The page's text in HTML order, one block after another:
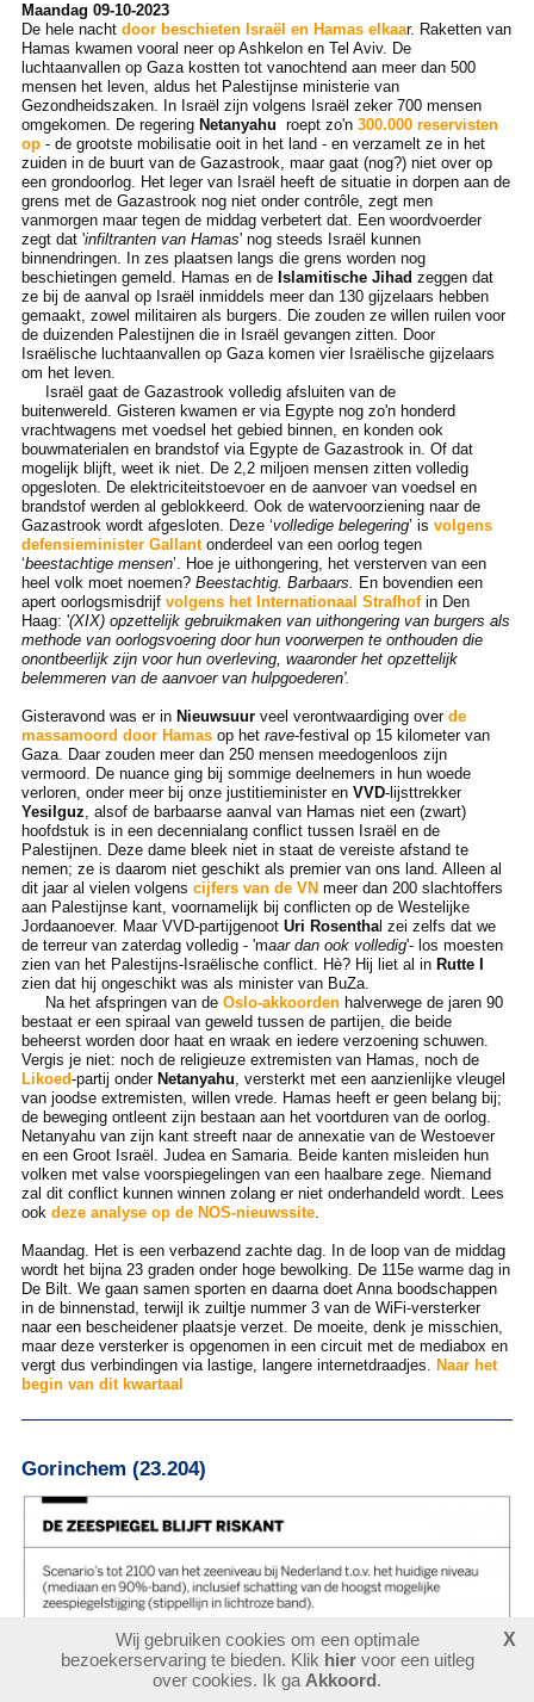
Maandag 09-10-2023
De hele nacht door beschieten Israël en Hamas elkaar. Raketten van
Hamas kwamen vooral neer op Ashkelon en Tel Aviv. De
luchtaanvallen op Gaza kostten tot vanochtend aan meer dan 500
mensen het leven, aldus het Palestijnse ministerie van
Gezondheidszaken. In Israël zijn volgens Israël zeker 700 mensen
omgekomen. De regering Netanyahu roept zo'n 300.000 reservisten
op- de grootste mobilisatie ooit in het land - en verzamelt ze in het
zuiden in de buurt van de Gazastrook, maar gaat (nog?) niet over op
een grondoorlog. Het leger van Israël heeft de situatie in dorpen aan de
grens met de Gazastrook nog niet onder contrôle, zegt men
vanmorgen maar tegen de middag verbetert dat. Een woordvoerder
zegt dat 'infiltranten van Hamas' nog steeds Israël kunnen
binnendringen. In zes plaatsen langs die grens worden nog
beschietingen gemeld. Hamas en de Islamitische Jihad zeggen dat
ze bij de aanval op Israël inmiddels meer dan 130 gijzelaars hebben
gemaakt, zowel militairen als burgers. Die zouden ze willen ruilen voor
de duizenden Palestijnen die in Israël gevangen zitten. Door
Israëlische luchtaanvallen op Gaza komen vier Israëlische gijzelaars
om het leven.
Israël gaat de Gazastrook volledig afsluiten van de
buitenwereld. Gisteren kwamen er via Egypte nog zo'n honderd
vrachtwagens met voedsel het gebied binnen, en konden ook
bouwmaterialen en brandstof via Egypte de Gazastrook in. Of dat
mogelijk blijft, weet ik niet. De 2,2 miljoen mensen zitten volledig
opgesloten. De elektriciteitstoevoer en de aanvoer van voedsel en
brandstof werden al geblokkeerd. Ook de watervoorziening naar de
Gazastrook wordt afgesloten. Deze ‘volledige belegering’ is volgens
defensieminister Gallant onderdeel van een oorlog tegen
‘beestachtige mensen’. Hoe je uithongering, het versterven van een
heel volk moet noemen? Beestachtig. Barbaars. En bovendien een
apert oorlogsmisdrijf volgens het Internationaal Strafhofin Den
Haag: '(XIX) opzettelijk gebruikmaken van uithongering van burgers als
methode van oorlogsvoering door hun voorwerpen te onthouden die
onontbeerlijk zijn voor hun overleving, waaronder het opzettelijk
belemmeren van de aanvoer van hulpgoederen'.
Gisteravond was er in Nieuwsuurveel verontwaardiging over de
massamoord door Hamasop het rave-festival op 15 kilometer van
Gaza. Daar zouden meer dan 250 mensen meedogenloos zijn
vermoord. De nuance ging bij sommige deelnemers in hun woede
verloren, onder meer bij onze justitieminister en VVD-lijsttrekker
Yesilguz, alsof de barbaarse aanval van Hamas niet een (zwart)
hoofdstuk is in een decennialang conflict tussen Israël en de
Palestijnen. Deze dame bleek niet in staat de vereiste afstand te
nemen; ze is daarom niet geschikt als premier van ons land. Alleen al
dit jaar al vielen volgens cijfers van de VN meer dan 200 slachtoffers
aan Palestijnse kant, voornamelijk bij conflicten op de Westelijke
Jordaanoever. Maar VVD-partijgenoot Uri Rosenthal zei zelfs dat we
de terreur van zaterdag volledig - 'maar dan ook volledig'- los moesten
zien van het Palestijns-Israëlische conflict. Hè? Hij liet al in Rutte I
zien dat hij ongeschikt was als minister van BuZa.
Na het afspringen van de Oslo-akkoordenhalverwege de jaren 90
bestaat er een spiraal van geweld tussen de partijen, die beide
beheerst worden door haat en wraak en iedere verzoening schuwen.
Vergis je niet: noch de religieuze extremisten van Hamas, noch de
Likoed-partij onder Netanyahu, versterkt met een aanzienlijke vleugel
van joodse extremisten, willen vrede. Hamas heeft er geen belang bij;
de beweging ontleent zijn bestaan aan het voortduren van de oorlog.
Netanyahu van zijn kant streeft naar de annexatie van de Westoever
en een Groot Israël. Judea en Samaria. Beide kanten misleiden hun
volken met valse voorspiegelingen van een haalbare zege. Niemand
zal dit conflict kunnen winnen zolang er niet onderhandeld wordt. Lees
ook deze analyse op de NOS-nieuwssite.
Maandag. Het is een verbazend zachte dag. In de loop van de middag
wordt het bijna 23 graden onder hoge bewolking. De 115e warme dag in
De Bilt. We gaan samen sporten en daarna doet Anna boodschappen
in de binnenstad, terwijl ik zuiltje nummer 3 van de WiFi-versterker
naar een bescheidener plaatsje verzet. De moeite, denk je misschien,
maar deze versterker is opgenomen in een circuit met de mediabox en
vergt dus verbindingen via lastige, langere internetdraadjes. Naar het
begin van dit kwartaal
Gorinchem (23.204)
Wij gebruiken cookies om een optimale
bezoekerservaring te bieden. Klik hiervoor een uitleg
over cookies. Ik ga Akkoord.
X